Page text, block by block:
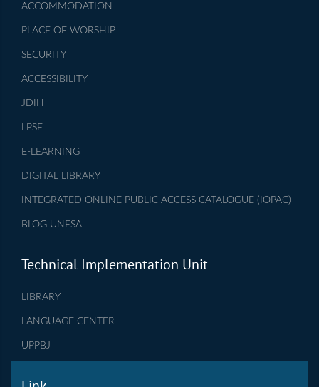
ACCOMMODATION
PLACE OF WORSHIP
SECURITY
ACCESSIBILITY
JDIH
LPSE
E-LEARNING
DIGITAL LIBRARY
INTEGRATED ONLINE PUBLIC ACCESS CATALOGUE (IOPAC)
BLOG UNESA
Technical Implementation Unit
LIBRARY
LANGUAGE CENTER
UPPBJ